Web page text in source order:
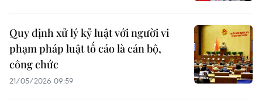
Quy định xử lý kỷ luật với người vi
phạm pháp luật tố cáo là cán bộ,
công chức
21/05/2026 09:59